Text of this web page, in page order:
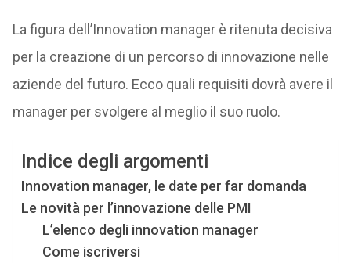
La figura dell’Innovation manager è ritenuta decisiva
per la creazione di un percorso di innovazione nelle
aziende del futuro. Ecco quali requisiti dovrà avere il
manager per svolgere al meglio il suo ruolo.
Indice degli argomenti
Innovation manager, le date per far domanda
Le novità per l’innovazione delle PMI
L’elenco degli innovation manager
Come iscriversi